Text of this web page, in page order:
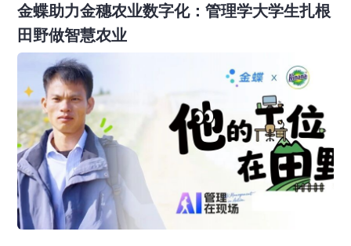
金蝶助力金穗农业数字化：管理学大学生扎根
田野做智慧农业